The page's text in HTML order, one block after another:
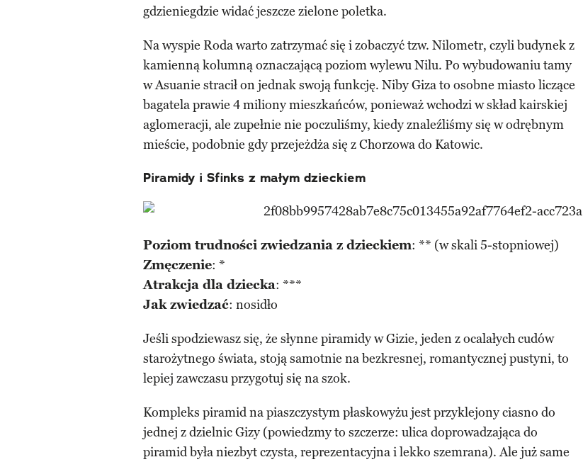
gdzieniegdzie widać jeszcze zielone poletka.
Na wyspie Roda warto zatrzymać się i zobaczyć tzw. Nilometr, czyli budynek z
kamienną kolumną oznaczającą poziom wylewu Nilu. Po wybudowaniu tamy
w Asuanie stracił on jednak swoją funkcję. Niby Giza to osobne miasto liczące
bagatela prawie 4 miliony mieszkańców, ponieważ wchodzi w skład kairskiej
aglomeracji, ale zupełnie nie poczuliśmy, kiedy znaleźliśmy się w odrębnym
mieście, podobnie gdy przejeżdża się z Chorzowa do Katowic.
Piramidy i Sfinks z małym dzieckiem
Poziom trudności zwiedzania z dzieckiem: ** (w skali 5-stopniowej)
Zmęczenie: *
Atrakcja dla dziecka: ***
Jak zwiedzać: nosidło
Jeśli spodziewasz się, że słynne piramidy w Gizie, jeden z ocalałych cudów
starożytnego świata, stoją samotnie na bezkresnej, romantycznej pustyni, to
lepiej zawczasu przygotuj się na szok.
Kompleks piramid na piaszczystym płaskowyżu jest przyklejony ciasno do
jednej z dzielnic Gizy (powiedzmy to szczerze: ulica doprowadzająca do
piramid była niezbyt czysta, reprezentacyjna i lekko szemrana). Ale już same